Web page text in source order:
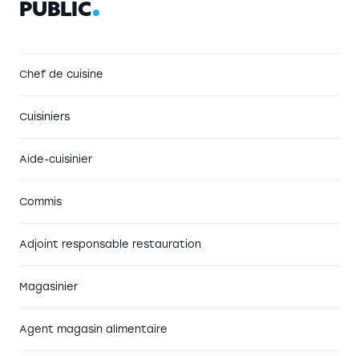
PUBLIC
Chef de cuisine
Cuisiniers
Aide-cuisinier
Commis
Adjoint responsable restauration
Magasinier
Agent magasin alimentaire